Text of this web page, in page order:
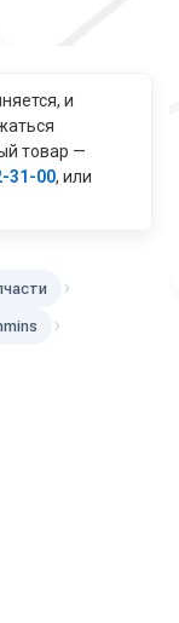
и
товар —
31-00, или
›
›